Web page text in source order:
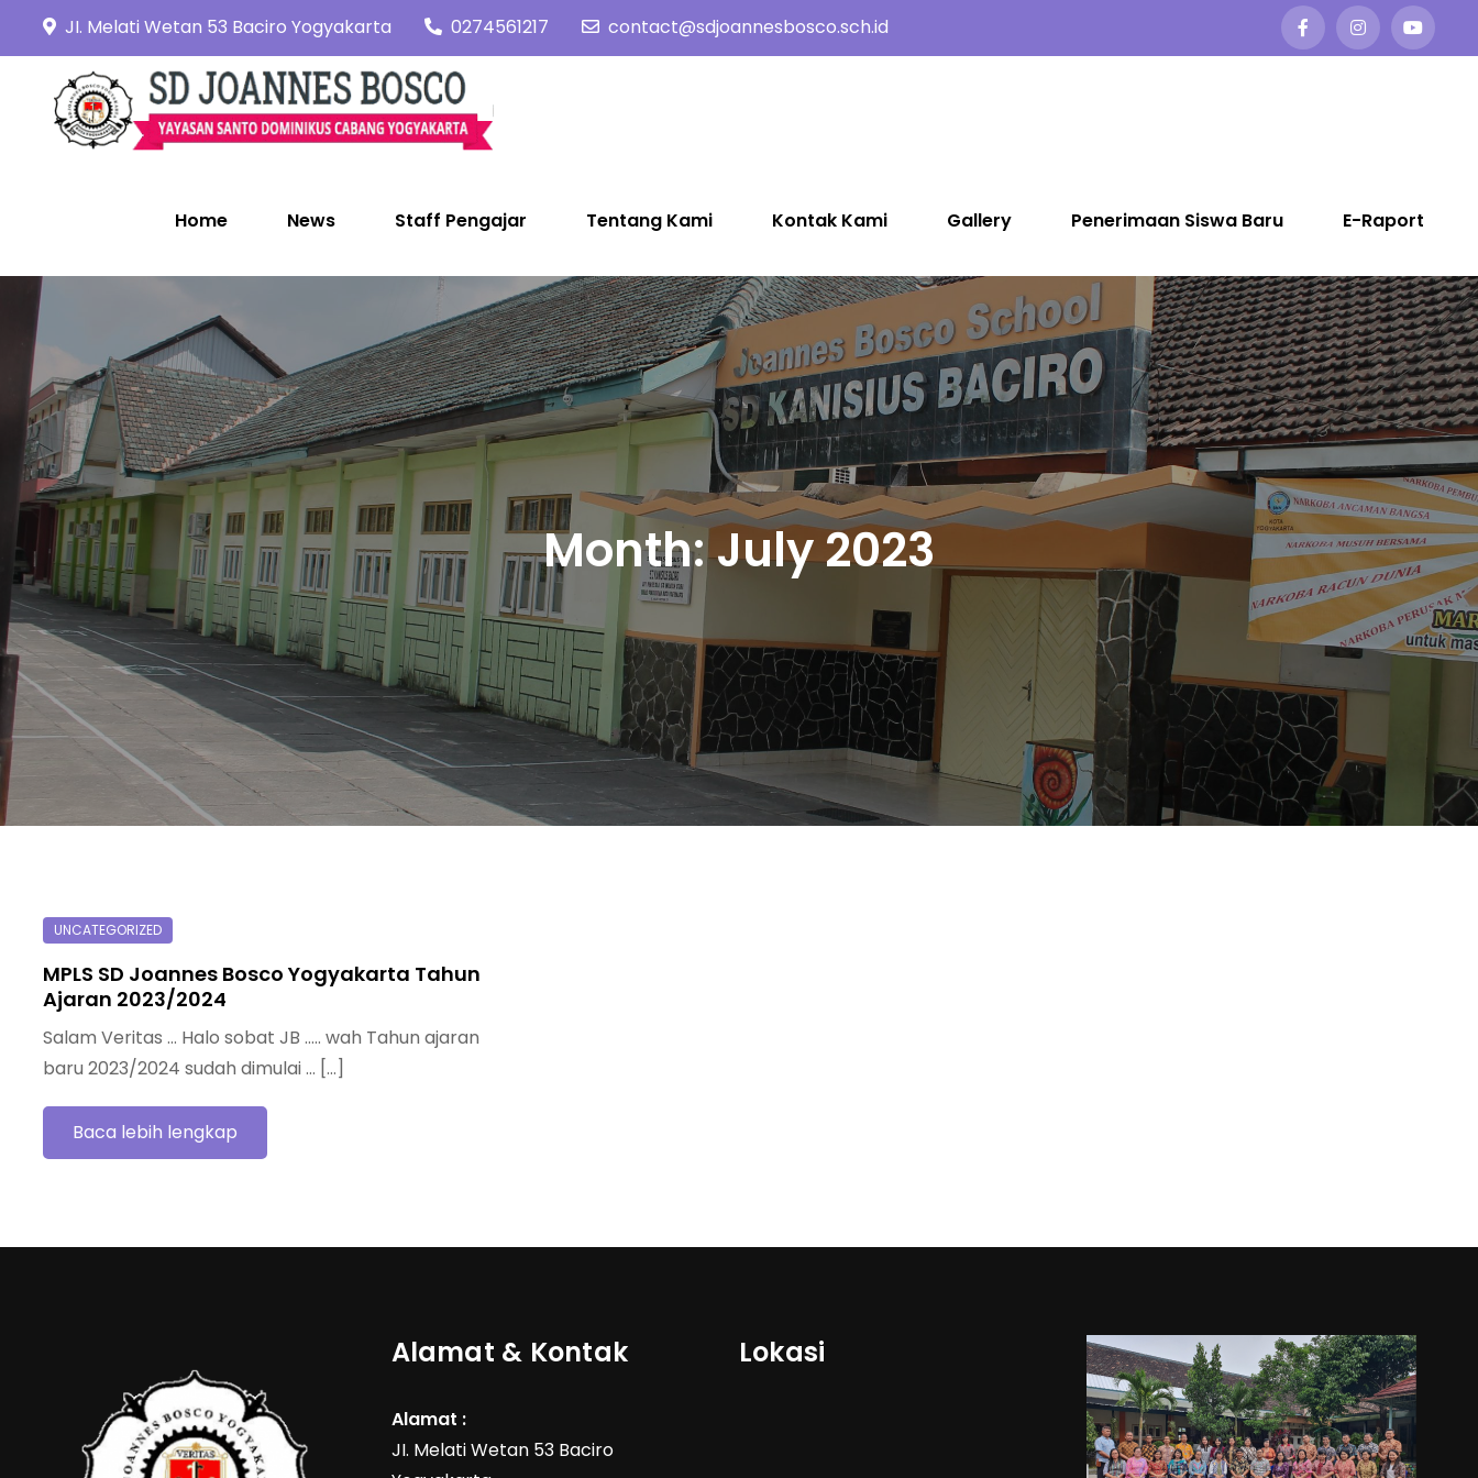
content
JI. Melati Wetan 53 Baciro Yogyakarta 0274561217 contact@sdjoannesbosco.sch.id
Home News Staff Pengajar Tentang Kami Kontak Kami Gallery Penerimaan Siswa Baru E-Raport
Month:July 2023
MPLS SD Joannes Bosco Yogyakarta Tahun
Ajaran 2023/2024
Salam Veritas … Halo sobat JB ….. wah Tahun ajaran
baru 2023/2024 sudah dimulai … […]
Baca lebih lengkap
Alamat & Kontak
Alamat :
JI. Melati Wetan 53 Baciro
Lokasi